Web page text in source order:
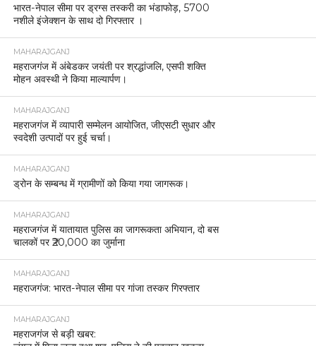
भारत-नेपाल सीमा पर ड्रग्स तस्करी का भंडाफोड़, 5700
नशीले इंजेक्शन के साथ दो गिरफ्तार ।
MAHARAJGANJ
महराजगंज में अंबेडकर जयंती पर श्रद्धांजलि, एसपी शक्ति
मोहन अवस्थी ने किया माल्यार्पण।
MAHARAJGANJ
महराजगंज में व्यापारी सम्मेलन आयोजित, जीएसटी सुधार और
स्वदेशी उत्पादों पर हुई चर्चा।
MAHARAJGANJ
ड्रोन के सम्बन्ध में ग्रामीणों को किया गया जागरूक।
MAHARAJGANJ
महराजगंज में यातायात पुलिस का जागरूकता अभियान, दो बस
चालकों पर ₹20,000 का जुर्माना
MAHARAJGANJ
महराजगंज: भारत-नेपाल सीमा पर गांजा तस्कर गिरफ्तार
MAHARAJGANJ
महराजगंज से बड़ी खबर: